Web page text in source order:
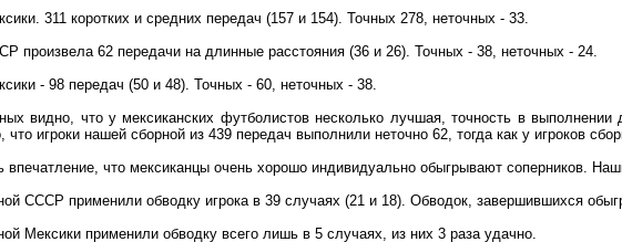
311 коротких и средних передач (157 и 154). Точных 278, неточных - 33.
произвела 62 передачи на длинные расстояния (36 и 26). Точных - 38, неточных - 24.
- 98 передач (50 и 48). Точных - 60, неточных - 38.
видно, что у мексиканских футболистов несколько лучшая, точность в
что игроки нашей сборной из 439 передач выполнили неточно 62, тогда как у игроков
впечатление, что мексиканцы очень хорошо индивидуально обыгрывают соперников.
СССР применили обводку игрока в 39 случаях (21 и 18). Обводок, завершившихся
Мексики применили обводку всего лишь в 5 случаях, из них 3 раза удачно.